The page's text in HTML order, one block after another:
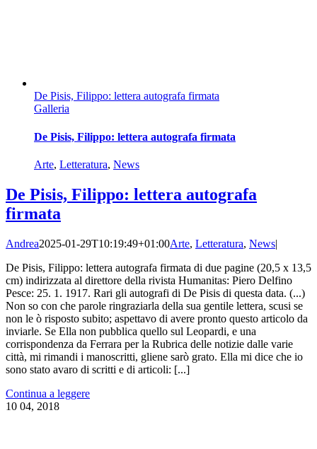
De Pisis, Filippo: lettera autografa firmata
Galleria
De Pisis, Filippo: lettera autografa firmata
Arte, Letteratura, News
De Pisis, Filippo: lettera autografa
firmata
Andrea2025-01-29T10:19:49+01:00Arte, Letteratura, News|
De Pisis, Filippo: lettera autografa firmata di due pagine (20,5 x 13,5
cm) indirizzata al direttore della rivista Humanitas: Piero Delfino
Pesce: 25. 1. 1917. Rari gli autografi di De Pisis di questa data. (...)
Non so con che parole ringraziarla della sua gentile lettera, scusi se
non le ò risposto subito; aspettavo di avere pronto questo articolo da
inviarle. Se Ella non pubblica quello sul Leopardi, e una
corrispondenza da Ferrara per la Rubrica delle notizie dalle varie
città, mi rimandi i manoscritti, gliene sarò grato. Ella mi dice che io
sono stato avaro di scritti e di articoli: [...]
Continua a leggere
10 04, 2018